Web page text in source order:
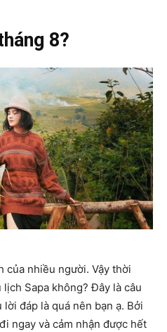
8?
của nhiều người. Vậy thời
Sapa không? Đây là câu
đáp là quá nên bạn ạ. Bởi
ngay và cảm nhận được hết